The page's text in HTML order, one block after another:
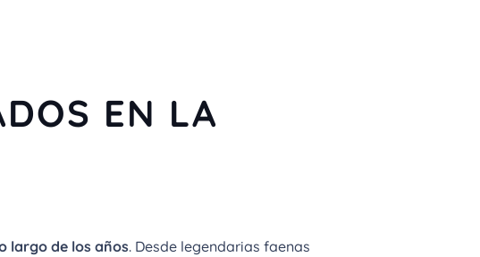
EN LA
largo de los años. Desde legendarias faenas